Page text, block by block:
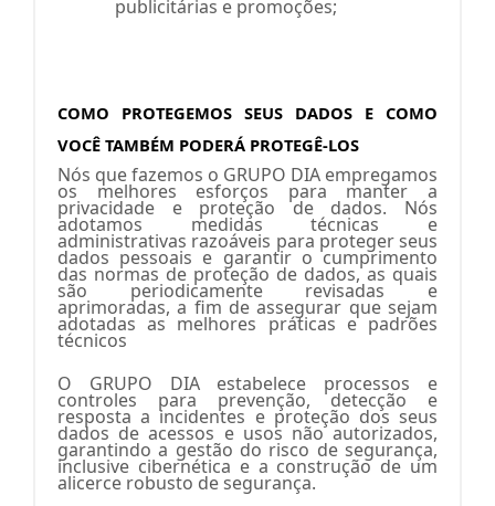
publicitárias e promoções;
COMO PROTEGEMOS SEUS DADOS E COMO
VOCÊ TAMBÉM PODERÁ PROTEGÊ-LOS
Nós que fazemos o GRUPO DIA empregamos
os melhores esforços para manter a
privacidade e proteção de dados. Nós
adotamos medidas técnicas e
administrativas razoáveis para proteger seus
dados pessoais e garantir o cumprimento
das normas de proteção de dados, as quais
são periodicamente revisadas e
aprimoradas, a fim de assegurar que sejam
adotadas as melhores práticas e padrões
técnicos
O GRUPO DIA estabelece processos e
controles para prevenção, detecção e
resposta a incidentes e proteção dos seus
dados de acessos e usos não autorizados,
garantindo a gestão do risco de segurança,
inclusive cibernética e a construção de um
alicerce robusto de segurança.